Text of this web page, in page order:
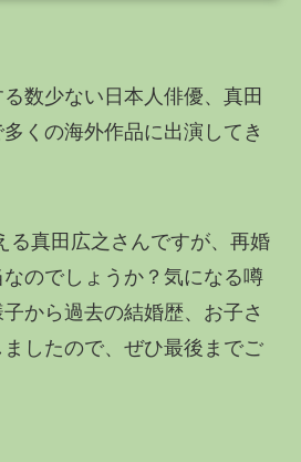
数少ない日本人俳優、真田
くの海外作品に出演してき
る真田広之さんですが、再婚
のでしょうか？気になる噂
から過去の結婚歴、お子さ
したので、ぜひ最後までご